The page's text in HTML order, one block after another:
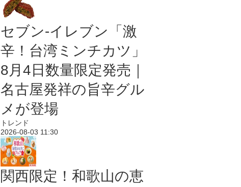
セブン-イレブン「激
辛！台湾ミンチカツ」
8月4日数量限定発売｜
名古屋発祥の旨辛グル
メが登場
トレンド
2026-08-03 11:30
関西限定！和歌山の恵